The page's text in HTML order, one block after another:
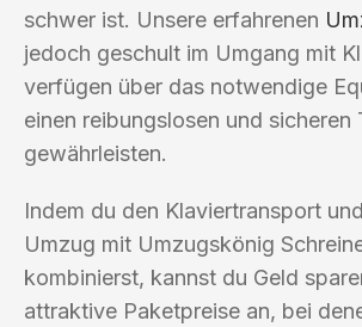
schwer ist. Unsere erfahrenen
jedoch geschult im Umgang mit
verfügen über das notwendige
einen reibungslosen und sicheren
gewährleisten.
Indem du den Klaviertransport
Umzug mit Umzugskönig
kombinierst, kannst du Geld
attraktive Paketpreise an, bei